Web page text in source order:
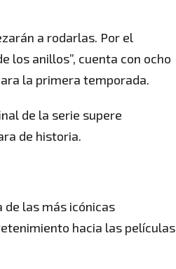
a rodarlas. Por el
los anillos”, cuenta con ocho
la primera temporada.
de la serie supere
de historia.
de las más icónicas
hacia las películas